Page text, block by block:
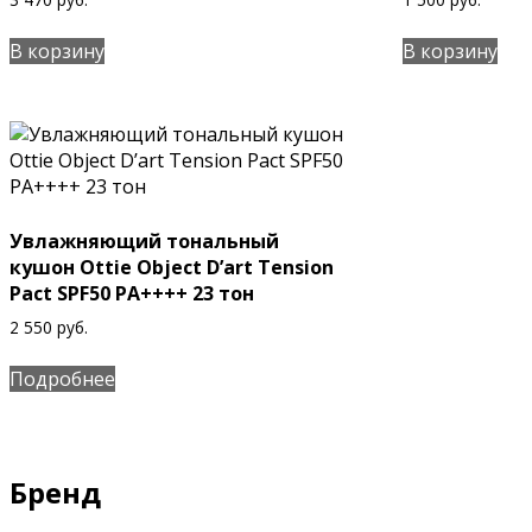
В корзину В корзину
Увлажняющий тональный
кушон Ottie Object D’art Tension
Pact SPF50 PA++++ 23 тон
2 550 руб.
Подробнее
Бренд